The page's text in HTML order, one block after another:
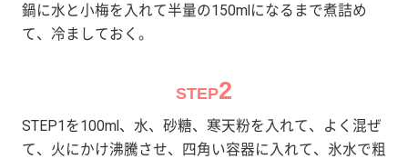
鍋に水と小梅を入れて半量の150mlになるまで煮詰め
て、冷ましておく。
STEP2
STEP1を100ml、水、砂糖、寒天粉を入れて、よく混ぜ
て、火にかけ沸騰させ、四角い容器に入れて、氷水で粗